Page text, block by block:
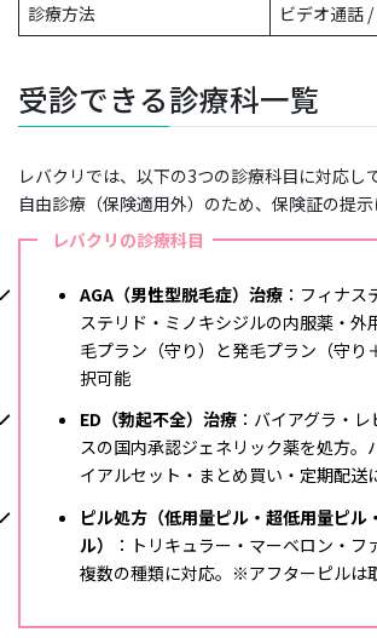
診療方法
ビデオ通話
受診できる診療科一覧
レバクリでは、以下の3つの診療科目に対応し
自由診療（保険適用外）のため、保険証の提示
レバクリの診療科目
AGA（男性型脱毛症）治療 ：フィナス
ステリド・ミノキシジルの内服薬・外
毛プラン（守り）と発毛プラン（守り
択可能
ED（勃起不全）治療 ：バイアグラ・
スの国内承認ジェネリック薬を処方。
イアルセット・まとめ買い・定期配送
ピル処方（低用量ピル・超低用量ピル
ル）
：トリキュラー・マーベロン・フ
複数の種類に対応。※アフターピルは